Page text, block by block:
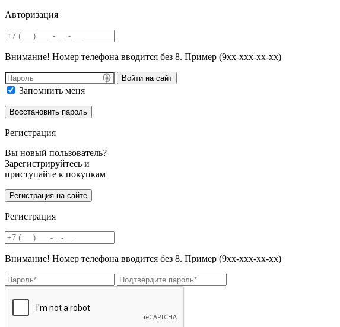
Авторизация
Внимание! Номер телефона вводится без 8. Пример (9хх-ххх-хх-хх)
Войти на сайт
Запомнить меня
Регистрация
Вы новый пользователь?
Зарегистрируйтесь и
приступайте к покупкам
Регистрация
Внимание! Номер телефона вводится без 8. Пример (9хх-ххх-хх-хх)